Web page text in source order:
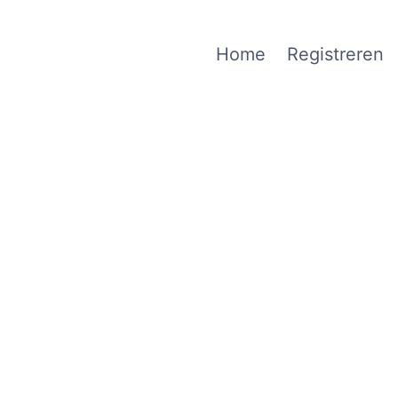
Home Registreren